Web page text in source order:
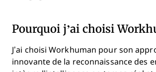
Pourquoi j’ai choisi
J’ai choisi Workhuman pour son
innovante de la reconnaissance des